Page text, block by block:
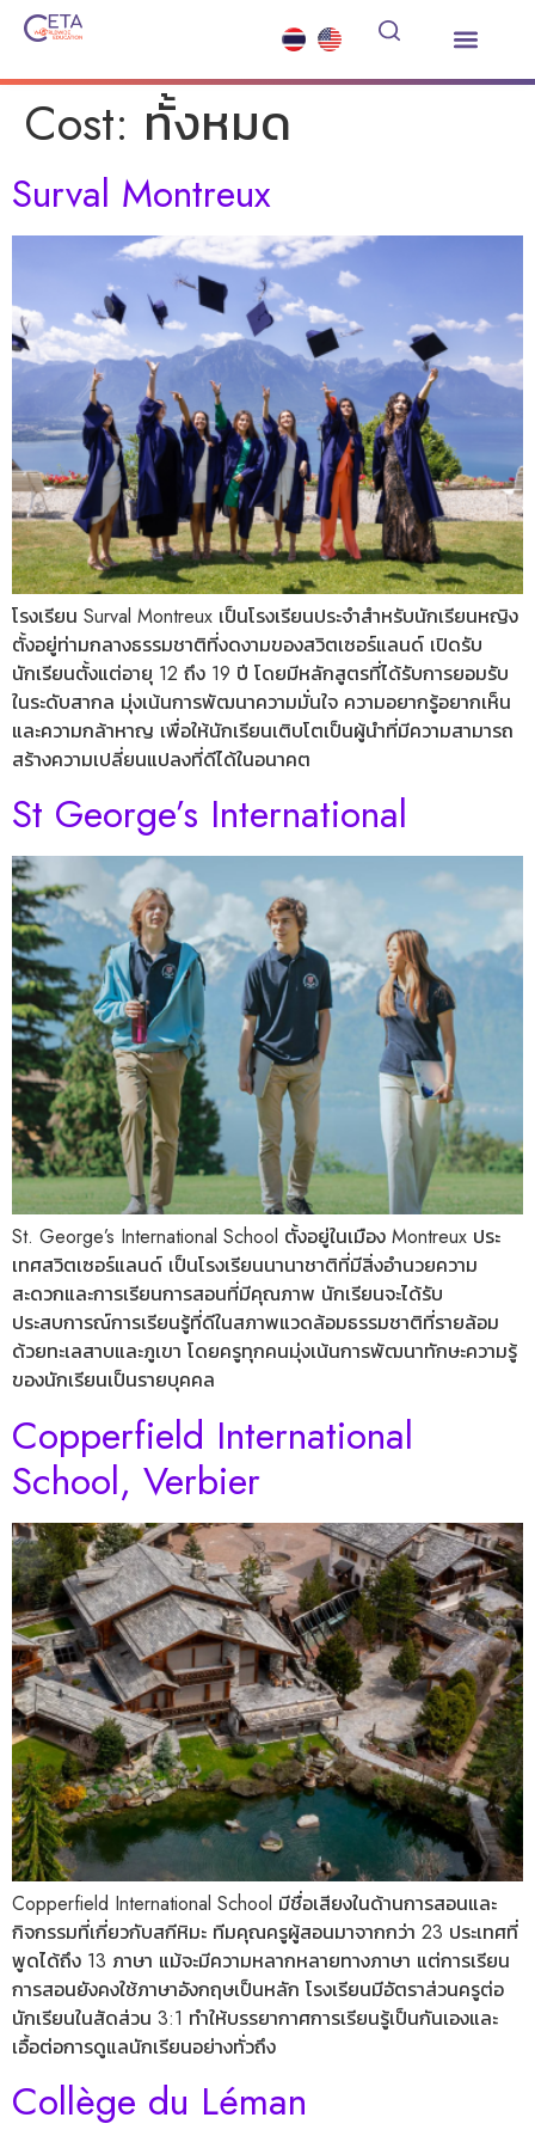
Cost: ทั้งหมด
Surval Montreux
โรงเรียน Surval Montreux เป็นโรงเรียนประจำสำหรับนักเรียนหญิง
ตั้งอยู่ท่ามกลางธรรมชาติที่งดงามของสวิตเซอร์แลนด์ เปิดรับ
นักเรียนตั้งแต่อายุ 12 ถึง 19 ปี โดยมีหลักสูตรที่ได้รับการยอมรับ
ในระดับสากล มุ่งเน้นการพัฒนาความมั่นใจ ความอยากรู้อยากเห็น
และความกล้าหาญ เพื่อให้นักเรียนเติบโตเป็นผู้นำที่มีความสามารถ
สร้างความเปลี่ยนแปลงที่ดีได้ในอนาคต
St George’s International
St. George’s International School ตั้งอยู่ในเมือง Montreux ประ
เทศสวิตเซอร์แลนด์ เป็นโรงเรียนนานาชาติที่มีสิ่งอำนวยความ
สะดวกและการเรียนการสอนที่มีคุณภาพ นักเรียนจะได้รับ
ประสบการณ์การเรียนรู้ที่ดีในสภาพแวดล้อมธรรมชาติที่รายล้อม
ด้วยทะเลสาบและภูเขา โดยครูทุกคนมุ่งเน้นการพัฒนาทักษะความรู้
ของนักเรียนเป็นรายบุคคล
Copperfield International
School, Verbier
Copperfield International School มีชื่อเสียงในด้านการสอนและ
กิจกรรมที่เกี่ยวกับสกีหิมะ ทีมคุณครูผู้สอนมาจากกว่า 23 ประเทศที่
พูดได้ถึง 13 ภาษา แม้จะมีความหลากหลายทางภาษา แต่การเรียน
การสอนยังคงใช้ภาษาอังกฤษเป็นหลัก โรงเรียนมีอัตราส่วนครูต่อ
นักเรียนในสัดส่วน 3:1 ทำให้บรรยากาศการเรียนรู้เป็นกันเองและ
เอื้อต่อการดูแลนักเรียนอย่างทั่วถึง
Collège du Léman